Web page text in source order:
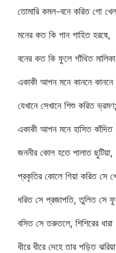
তোমারি কমল-বনে করিত গো
মনের কত কি গান গাহিত হরষে,
বনের কত কি ফুলে গাঁথিত
একাকী আপন মনে কাননে কাননে
যেখানে সেখানে শিশু করিত ভ্রমণ;
একাকী আপন মনে হাসিত কাঁদিত।
জননীর কোল হতে পালাত ছুটিয়া,
প্রকৃতির কোলে গিয়া করিত সে
ধরিত সে প্রজাপতি, তুলিত সে
বসিত সে তরুতলে, শিশিরের ধারা
ধীরে ধীরে দেহে তার পড়িত